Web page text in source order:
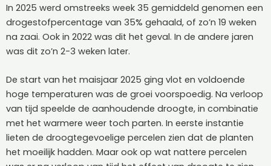
In 2025 werd omstreeks week 35 gemiddeld genomen een
drogestofpercentage van 35% gehaald, of zo’n 19 weken
na zaai. Ook in 2022 was dit het geval. In de andere jaren
was dit zo’n 2-3 weken later.
De start van het maisjaar 2025 ging vlot en voldoende
hoge temperaturen was de groei voorspoedig. Na verloop
van tijd speelde de aanhoudende droogte, in combinatie
met het warmere weer toch parten. In eerste instantie
lieten de droogtegevoelige percelen zien dat de planten
het moeilijk hadden. Maar ook op wat nattere percelen